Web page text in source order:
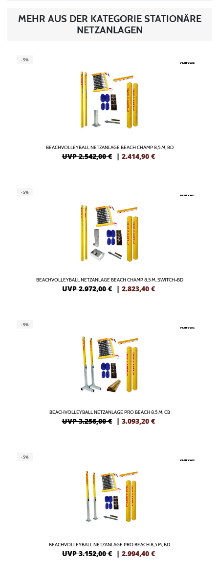
MEHR AUS DER KATEGORIE STATIONÄRE
NETZANLAGEN
-5%
BEACHVOLLEYBALL NETZANLAGE BEACH CHAMP 8,5 M, BD
UVP 2.542,00 € | 2.414,90 €
-5%
BEACHVOLLEYBALL NETZANLAGE BEACH CHAMP 8,5 M, SWITCH+BD
UVP 2.972,00 € | 2.823,40 €
-5%
BEACHVOLLEYBALL NETZANLAGE PRO BEACH 8,5 M, CB
UVP 3.256,00 € | 3.093,20 €
-5%
BEACHVOLLEYBALL NETZANLAGE PRO BEACH 8,5 M, BD
UVP 3.152,00 € | 2.994,40 €